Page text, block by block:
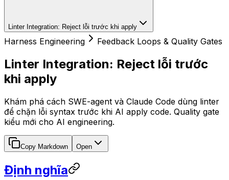
Linter Integration: Reject lỗi trước khi apply
Harness Engineering Feedback Loops & Quality Gates
Linter Integration: Reject lỗi trước
khi apply
Khám phá cách SWE-agent và Claude Code dùng linter
để chặn lỗi syntax trước khi AI apply code. Quality gate
kiểu mới cho AI engineering.
Copy Markdown Open
Định nghĩa